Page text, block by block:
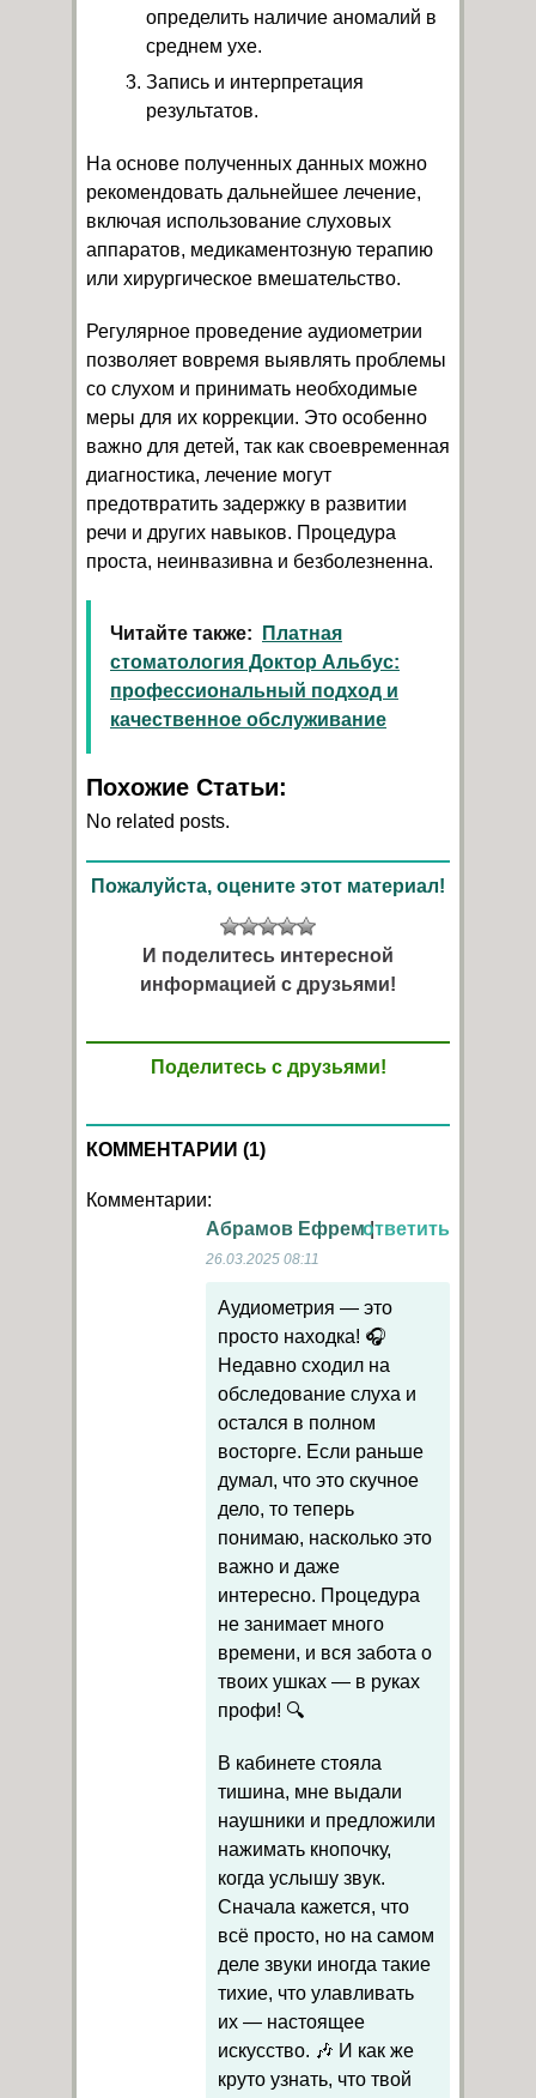
определить наличие аномалий в
среднем ухе.
Запись и интерпретация
результатов.
На основе полученных данных можно
рекомендовать дальнейшее лечение,
включая использование слуховых
аппаратов, медикаментозную терапию
или хирургическое вмешательство.
Регулярное проведение аудиометрии
позволяет вовремя выявлять проблемы
со слухом и принимать необходимые
меры для их коррекции. Это особенно
важно для детей, так как своевременная
диагностика, лечение могут
предотвратить задержку в развитии
речи и других навыков. Процедура
проста, неинвазивна и безболезненна.
Читайте также:
Платная
стоматология Доктор Альбус:
профессиональный подход и
качественное обслуживание
Похожие Статьи:
No related posts.
Пожалуйста, оцените этот материал!
И поделитесь интересной
информацией с друзьями!
Поделитесь с друзьями!
КОММЕНТАРИИ (1)
Комментарии:
Абрамов Ефрем|
26.03.2025 08:11
ответить
Аудиометрия — это
просто находка! 🎧
Недавно сходил на
обследование слуха и
остался в полном
восторге. Если раньше
думал, что это скучное
дело, то теперь
понимаю, насколько это
важно и даже
интересно. Процедура
не занимает много
времени, и вся забота о
твоих ушках — в руках
профи! 🔍
В кабинете стояла
тишина, мне выдали
наушники и предложили
нажимать кнопочку,
когда услышу звук.
Сначала кажется, что
всё просто, но на самом
деле звуки иногда такие
тихие, что улавливать
их — настоящее
искусство. 🎶 И как же
круто узнать, что твой